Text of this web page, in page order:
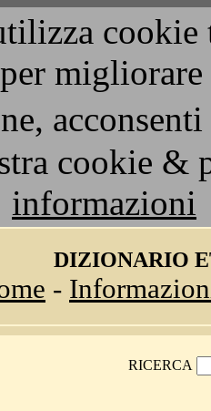
cookie &
informazioni
DIZIONARIO
-
RICERCA